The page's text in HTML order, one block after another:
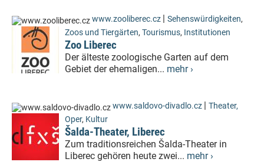
www.zooliberec.cz | Sehenswürdigkeiten,
Zoos und Tiergärten, Tourismus, Institutionen
Zoo Liberec
Der älteste zoologische Garten auf dem
Gebiet der ehemaligen... mehr ›
www.saldovo-divadlo.cz | Theater,
Oper, Kultur
Šalda-Theater, Liberec
Zum traditionsreichen Šalda-Theater in
Liberec gehören heute zwei... mehr ›